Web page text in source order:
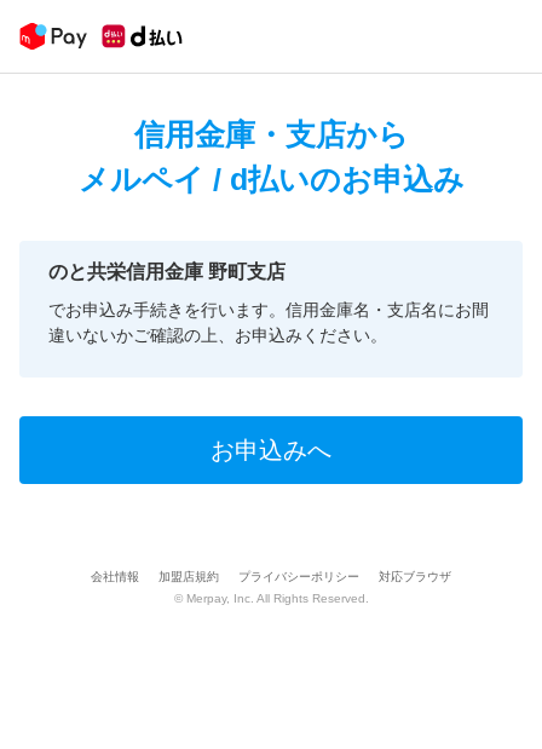
信用金庫・支店から
メルペイ / d払いのお申込み
のと共栄信用金庫 野町支店
でお申込み手続きを行います。信用金庫名・支店名にお間
違いないかご確認の上、お申込みください。
お申込みへ
会社情報 加盟店規約 プライバシーポリシー
対応ブラウザ
© Merpay, Inc. All Rights Reserved.